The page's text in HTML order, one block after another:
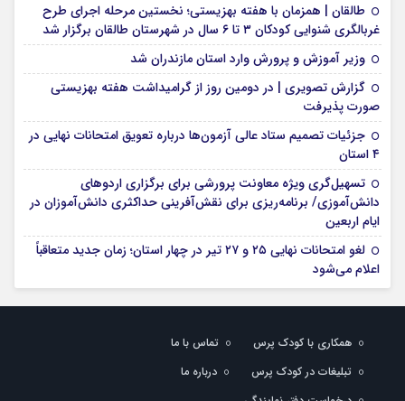
طالقان | همزمان با هفته بهزیستی؛ نخستین مرحله اجرای طرح
غربالگری شنوایی کودکان ۳ تا ۶ سال در شهرستان طالقان برگزار شد
وزیر آموزش و پرورش وارد استان مازندران شد
گزارش تصویری | در دومین روز از گرامیداشت هفته بهزیستی
صورت پذیرفت
جزئیات تصمیم ستاد عالی آزمون‌ها درباره تعویق امتحانات نهایی در
۴ استان
تسهیل‌گری ویژه معاونت پرورشی برای برگزاری اردوهای
دانش‌آموزی/ برنامه‌ریزی برای نقش‌آفرینی حداکثری دانش‌آموزان در
ایام اربعین
لغو امتحانات نهایی ۲۵ و ۲۷ تیر در چهار استان؛ زمان جدید متعاقباً
اعلام می‌شود
همکاری با کودک پرس
تماس با ما
تبلیغات در کودک پرس
درباره ما